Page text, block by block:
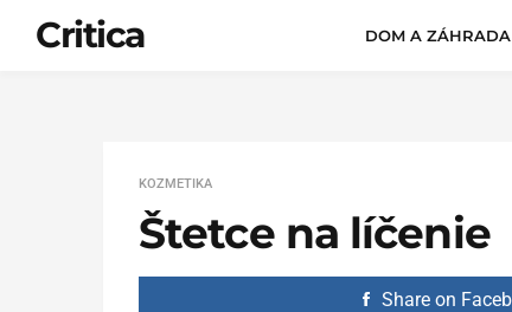
Critica DOM A ZÁHRADA
KOZMETIKA
Štetce na líčenie
Share on